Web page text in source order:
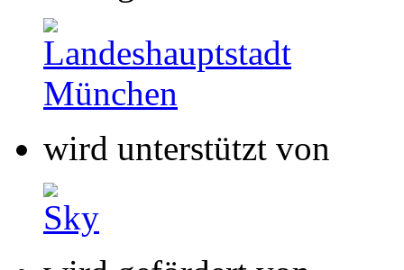
wird gefördert von
wir danken für die